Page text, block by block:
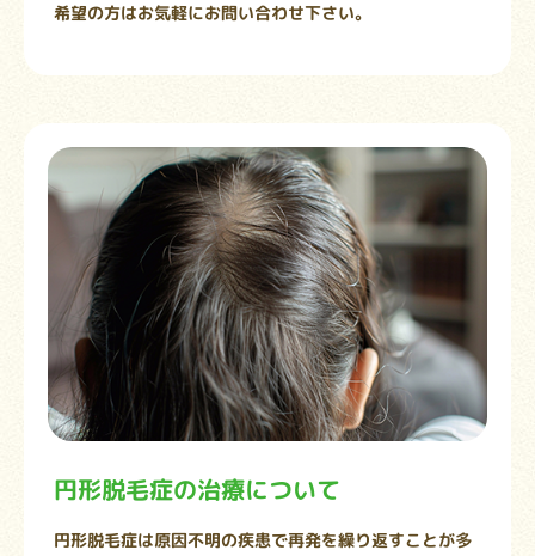
希望の方はお気軽にお問い合わせ下さい。
円形脱毛症の治療について
円形脱毛症は原因不明の疾患で再発を繰り返すことが多